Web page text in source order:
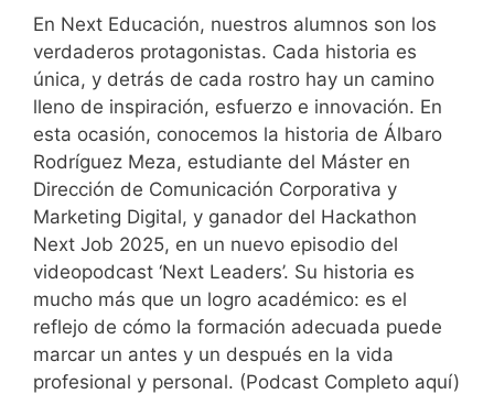
En Next Educación, nuestros alumnos son los
verdaderos protagonistas. Cada historia es
única, y detrás de cada rostro hay un camino
lleno de inspiración, esfuerzo e innovación. En
esta ocasión, conocemos la historia de Álbaro
Rodríguez Meza, estudiante del Máster en
Dirección de Comunicación Corporativa y
Marketing Digital, y ganador del Hackathon
Next Job 2025, en un nuevo episodio del
videopodcast ‘Next Leaders’. Su historia es
mucho más que un logro académico: es el
reflejo de cómo la formación adecuada puede
marcar un antes y un después en la vida
profesional y personal. (Podcast Completo aquí)